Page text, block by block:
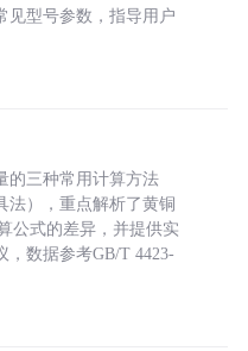
见型号参数，指导用户
的三种常用计算方法
法），重点解析了黄铜
公式的差异，并提供实
，数据参考GB/T 4423-